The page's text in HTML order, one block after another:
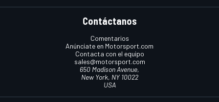
Contáctanos
Comentarios
Anúnciate en Motorsport.com
Contacta con el equipo
sales@motorsport.com
650 Madison Avenue,
New York, NY 10022
USA